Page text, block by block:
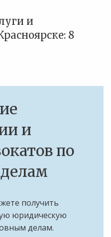
и
8
и
по
получить
юридическую
делам.